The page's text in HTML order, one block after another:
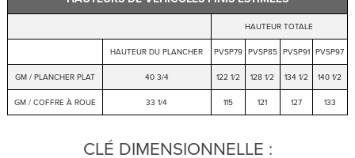
HAUTEUR TOTALE
HAUTEUR DU PLANCHER PVSP79 PVSP85 PVSP91 PVSP97
GM / PLANCHER PLAT 40 3/4 122 1/2 128 1/2 134 1/2 140 1/2
GM / COFFRE À ROUE 33 1/4 115 121 127 133
CLÉ DIMENSIONNELLE :